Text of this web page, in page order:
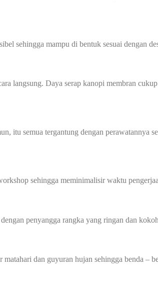
sehingga mampu di bentuk sesuai dengan
langsung. Daya serap kanopi membran
itu semua tergantung dengan
sehingga meminimalisir waktu
penyangga rangka yang ringan dan
dan guyuran hujan sehingga benda –